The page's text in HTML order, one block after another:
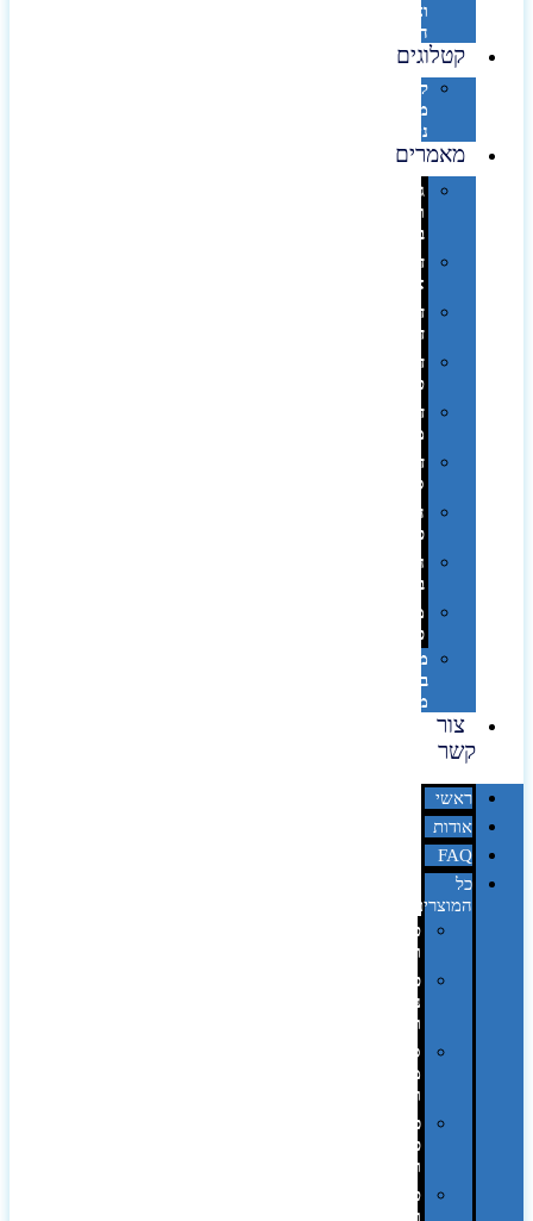
וציוד
היקפי
קטלוגים
קטלוג
מוצרי
נייר
מאמרים
גימורים
והשבחות
בדפוס
דפוס
אופסט
דפוס
דיגיטלי
דפוס
טמפון
דפוס
משי
דפוס
סובלימציה
הדפס
פרוצס
חריטה
בלייזר
מהו
פנטון?
מיתוג
באמצעות
מדבקות
צור
קשר
ראשי
אודות
FAQ
כל
המוצרים
טכנולוגיה
וגאדג'טים
פנאי,
נופש
ונסיעות
סביבת
משרד
ופרימיום
כלים,
פנסים
ורכב
טקסטיל
וחורף